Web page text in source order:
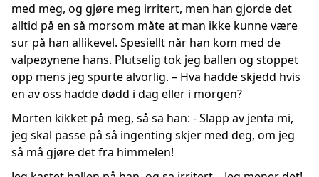
med meg, og gjøre meg irritert, men han gjorde det
alltid på en så morsom måte at man ikke kunne være
sur på han allikevel. Spesiellt når han kom med de
valpeøynene hans. Plutselig tok jeg ballen og stoppet
opp mens jeg spurte alvorlig. – Hva hadde skjedd hvis
en av oss hadde dødd i dag eller i morgen?
Morten kikket på meg, så sa han: - Slapp av jenta mi,
jeg skal passe på så ingenting skjer med deg, om jeg
så må gjøre det fra himmelen!